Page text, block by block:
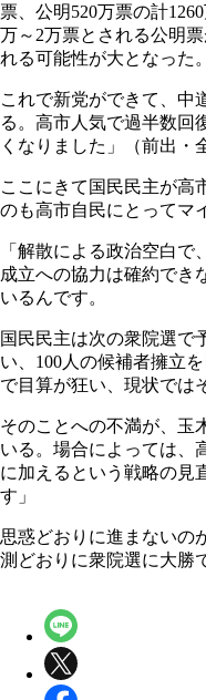
票、公明520万票の計
万～2万票とされる公明
れる可能性が大となった。
これで新党ができて、中
る。高市人気で過半数回
くなりました」（前出・
ここにきて国民民主が高
のも高市自民にとってマ
「解散による政治空白
成立への協力は確約でき
いるんです。
国民民主は次の衆院選で
い、100人の候補者擁立
で目算が狂い、現状では
そのことへの不満が、玉
いる。場合によっては、
に加えるという戦略の見
す」
思惑どおりに進まないの
測どおりに衆院選に大勝